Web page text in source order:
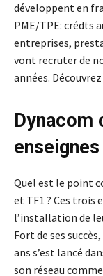
développent en
PME/TPE: crédts
entreprises,
vont recruter de
années.
Dynacom
Quel est le point
et TF1 ? Ces
l’installation de
Fort de ses
ans s’est lancé
son réseau